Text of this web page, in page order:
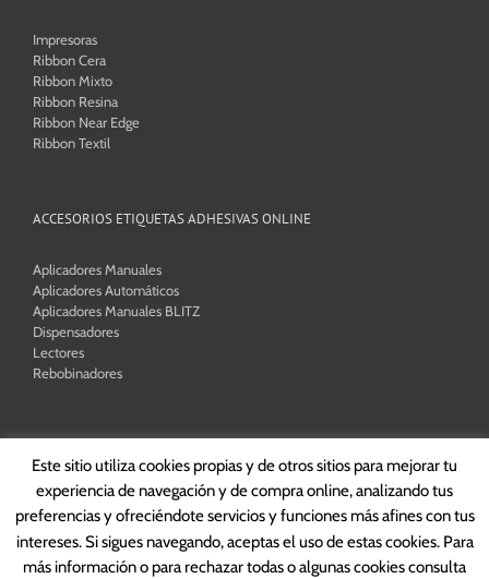
Impresoras
Ribbon Cera
Ribbon Mixto
Ribbon Resina
Ribbon Near Edge
Ribbon Textil
ACCESORIOS ETIQUETAS ADHESIVAS ONLINE
Aplicadores Manuales
Aplicadores Automáticos
Aplicadores Manuales BLITZ
Dispensadores
Lectores
Rebobinadores
Copyright 2026 Tikedo Barcelona, S.L. | All Rights Reserved |Política de
| Condiciones de Venta
Este sitio utiliza cookies propias y de otros sitios para mejorar tu
experiencia de navegación y de compra online, analizando tus
preferencias y ofreciéndote servicios y funciones más afines con tus
intereses. Si sigues navegando, aceptas el uso de estas cookies. Para
más información o para rechazar todas o algunas cookies consulta